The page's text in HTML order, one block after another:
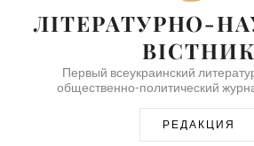
ЛІТЕРАТУРНО-
ВІСТНИК
Первый всеукраинский
общественно-политический
РЕДАКЦИЯ